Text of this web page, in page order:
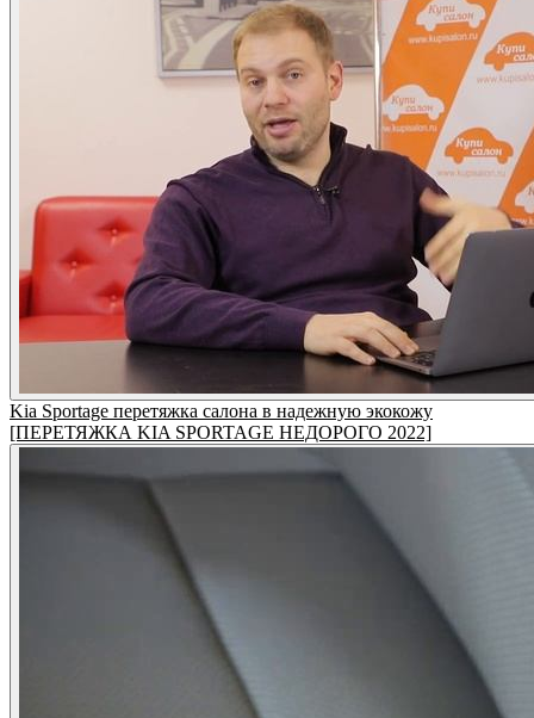
Kia Sportage перетяжка салона в надежную экокожу
[ПЕРЕТЯЖКА KIA SPORTAGE НЕДОРОГО 2022]